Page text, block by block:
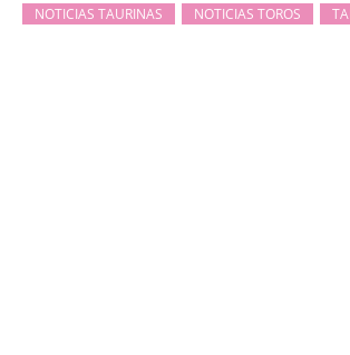
NOTICIAS TAURINAS
NOTICIAS TOROS